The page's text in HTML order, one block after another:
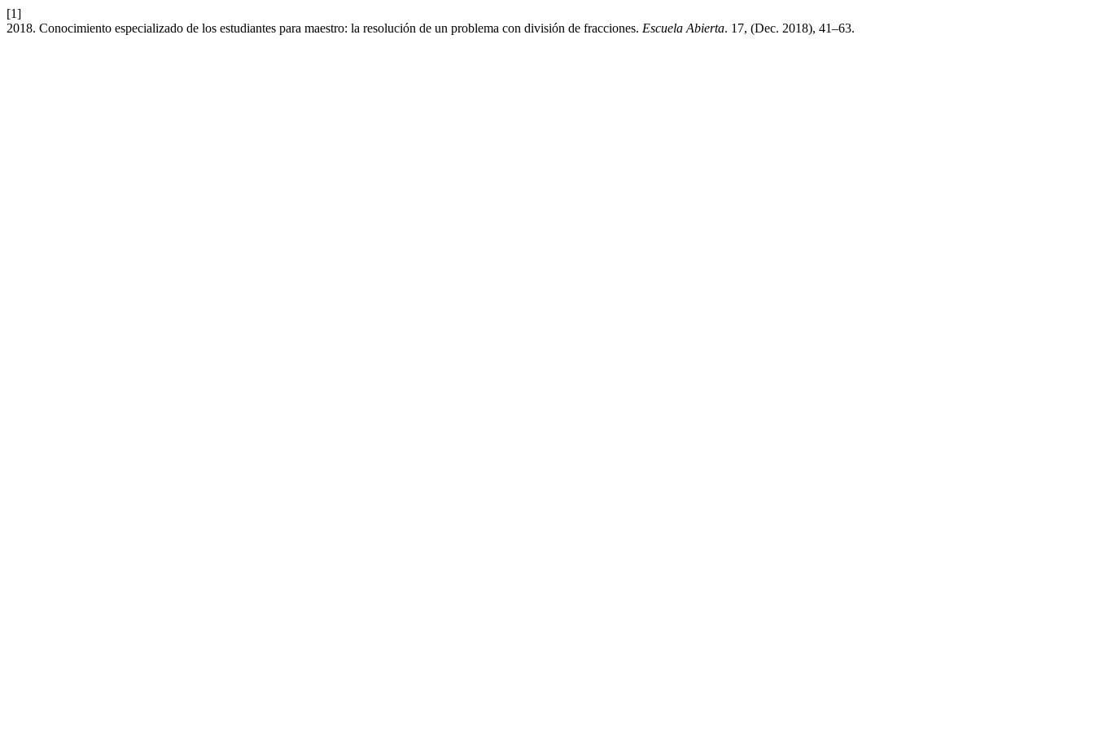
[1]
2018. Conocimiento especializado de los estudiantes para maestro: la resolución de un problema con división de fracciones. Escuela Abierta. 17, (Dec. 2018), 41–63.